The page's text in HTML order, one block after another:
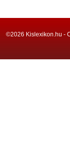
©2026 Kislexikon.hu -